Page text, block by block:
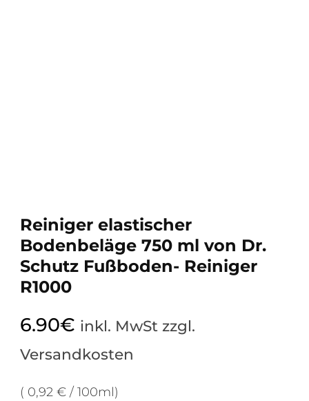
Reiniger elastischer
Bodenbeläge 750 ml von Dr.
Schutz Fußboden- Reiniger
R1000
6.90€ inkl. MwSt zzgl.
Versandkosten
( 0,92 € / 100ml)